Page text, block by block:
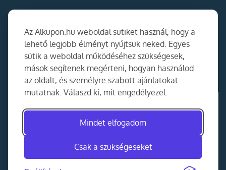
Az Alkupon.hu weboldal sütiket használ, hogy a
lehető legjobb élményt nyújtsuk neked. Egyes
sütik a weboldal működéséhez szükségesek,
mások segítenek megérteni, hogyan használod
az oldalt, és személyre szabott ajánlatokat
mutatnak. Válaszd ki, mit engedélyezel.
Mindet elfogadom
Csak a szükségeseket
Együttműködés
Kapcsolat
Ajánlj nekünk!
Partner Belépés